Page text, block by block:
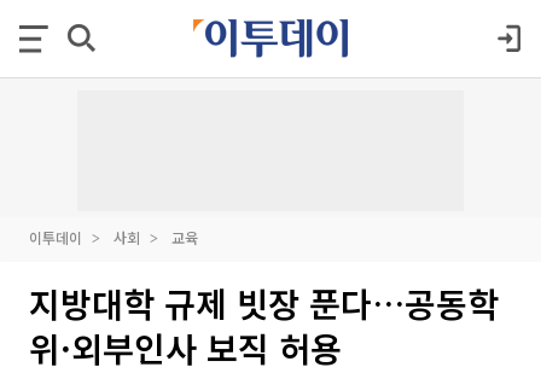
이투데이 사회 교육
지방대학 규제 빗장 푼다…공동학
위·외부인사 보직 허용